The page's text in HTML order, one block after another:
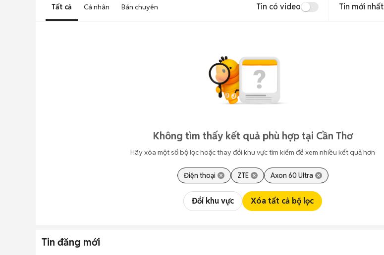
Tất cả Cá nhân Bán chuyên Tin có video Tin mới nhất
Không tìm thấy kết quả phù hợp tại Cần Thơ
Hãy xóa một số bộ lọc hoặc thay đổi khu vực tìm kiếm để xem nhiều kết quả hơn
Điện thoại ZTE Axon 60 Ultra
Đổi khu vực Xóa tất cả bộ lọc
Tin đăng mới